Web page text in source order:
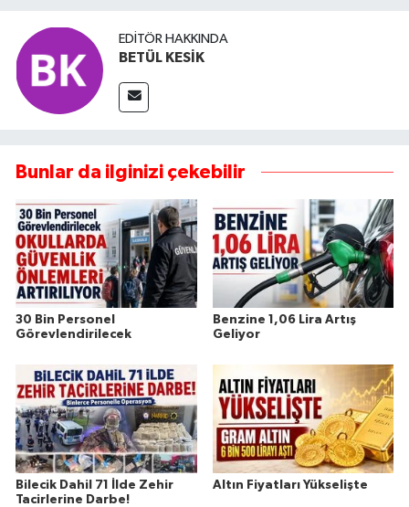
EDITÖR HAKKINDA
BETÜL KESİK
Bunlar da ilginizi çekebilir
30 Bin Personel
Görevlendirilecek
Benzine 1,06 Lira Artış
Geliyor
Bilecik Dahil 71 İlde Zehir
Tacirlerine Darbe!
Altın Fiyatları Yükselişte